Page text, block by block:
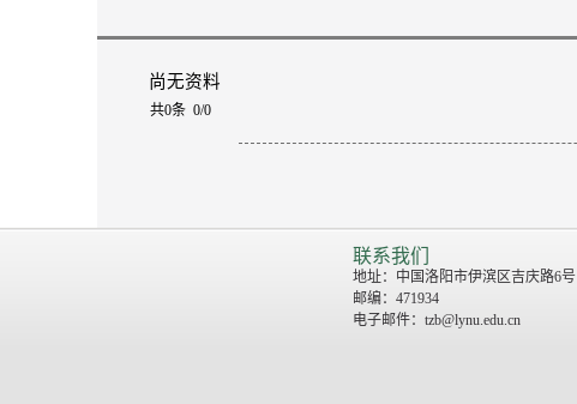
尚无资料
共0条 0/0
联系我们
地址：中国洛阳市伊滨区吉庆路6号
邮编：471934
电子邮件：tzb@lynu.edu.cn